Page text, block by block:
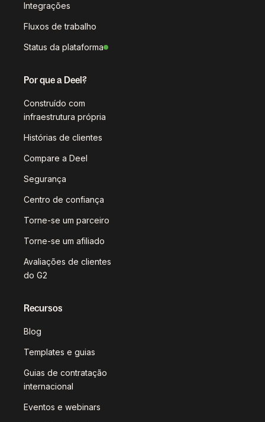
Integrações
Fluxos de trabalho
Status da plataforma
Por que a Deel?
Construído com
infraestrutura própria
Histórias de clientes
Compare a Deel
Segurança
Centro de confiança
Torne-se um parceiro
Torne-se um afiliado
Avaliações de clientes
do G2
Recursos
Blog
Templates e guias
Guias de contratação
internacional
Eventos e webinars